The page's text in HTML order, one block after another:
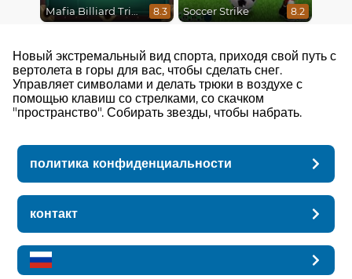
Mafia Billiard Tricks 8.3 Soccer Strike 8.2
Новый экстремальный вид спорта, приходя свой путь с
вертолета в горы для вас, чтобы сделать снег.
Управляет символами и делать трюки в воздухе с
помощью клавиш со стрелками, со скачком
"пространство". Собирать звезды, чтобы набрать.
политика конфиденциальности
контакт